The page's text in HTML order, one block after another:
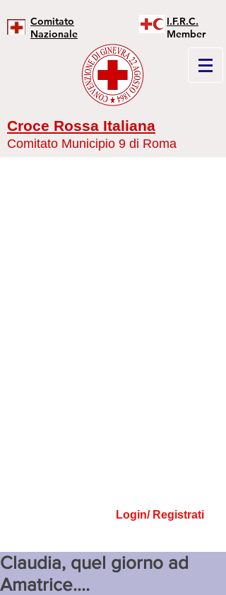
Comitato
Nazionale
I.F.R.C.
Member
Croce Rossa Italiana
Comitato Municipio 9 di Roma
Login/ Registrati
Claudia, quel giorno ad
Amatrice....